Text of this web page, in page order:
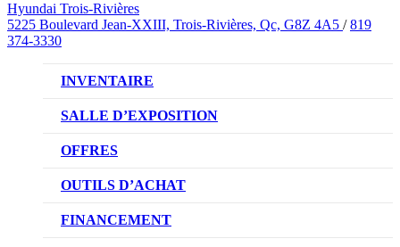
Hyundai Trois-Rivières
5225 Boulevard Jean-XXIII, Trois-Rivières, Qc, G8Z 4A5 / 819
374-3330
INVENTAIRE
VÉHICULES NEUFS
VÉHICULES D’OCCASION
SALLE D’EXPOSITION
OFFRES
OFFRE DE VÉHICULES NEUFS
OFFRES DU CONCESSIONNAIRE
OUTILS D’ACHAT
CL!QUEZ ET ACHETEZ HYUNDAI
FINANCEMENT